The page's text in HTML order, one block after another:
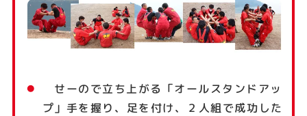
せーので立ち上がる「オールスタンドアッ
プ」手を握り、足を付け、２人組で成功した